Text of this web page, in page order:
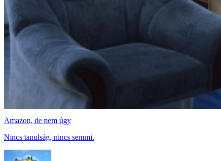
Amazon, de nem úgy
Nincs tanulság, nincs semmi.